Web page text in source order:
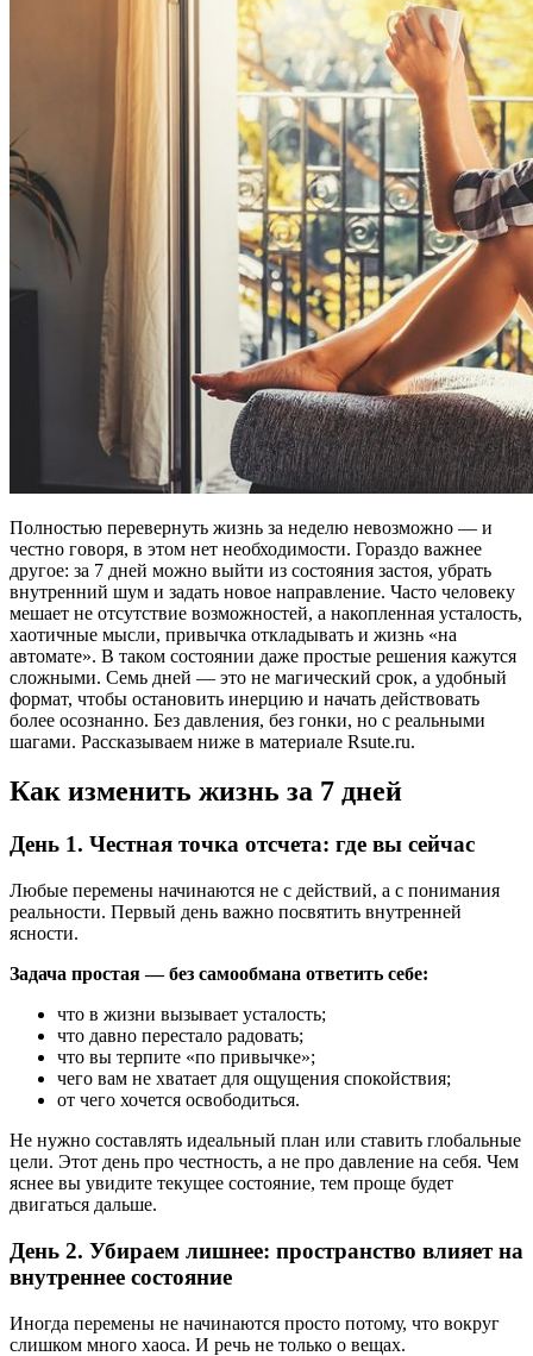
Полностью перевернуть жизнь за неделю невозможно — и
честно говоря, в этом нет необходимости. Гораздо важнее
другое: за 7 дней можно выйти из состояния застоя, убрать
внутренний шум и задать новое направление. Часто человеку
мешает не отсутствие возможностей, а накопленная усталость,
хаотичные мысли, привычка откладывать и жизнь «на
автомате». В таком состоянии даже простые решения кажутся
сложными. Семь дней — это не магический срок, а удобный
формат, чтобы остановить инерцию и начать действовать
более осознанно. Без давления, без гонки, но с реальными
шагами. Рассказываем ниже в материале Rsute.ru.
Как изменить жизнь за 7 дней
День 1. Честная точка отсчета: где вы сейчас
Любые перемены начинаются не с действий, а с понимания
реальности. Первый день важно посвятить внутренней
ясности.
Задача простая — без самообмана ответить себе:
что в жизни вызывает усталость;
что давно перестало радовать;
что вы терпите «по привычке»;
чего вам не хватает для ощущения спокойствия;
от чего хочется освободиться.
Не нужно составлять идеальный план или ставить глобальные
цели. Этот день про честность, а не про давление на себя. Чем
яснее вы увидите текущее состояние, тем проще будет
двигаться дальше.
День 2. Убираем лишнее: пространство влияет на
внутреннее состояние
Иногда перемены не начинаются просто потому, что вокруг
слишком много хаоса. И речь не только о вещах.